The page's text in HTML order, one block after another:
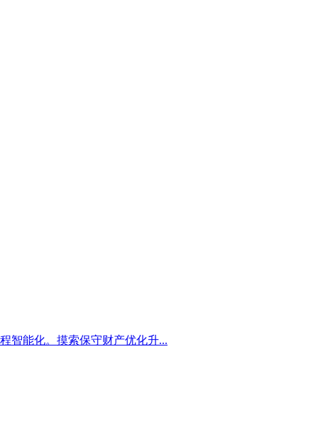
智能化。摸索保守财产优化升...